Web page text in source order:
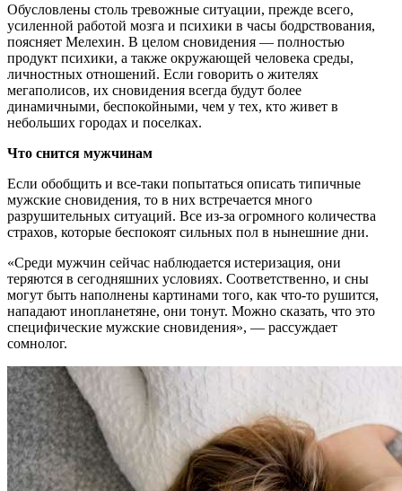
Обусловлены столь тревожные ситуации, прежде всего,
усиленной работой мозга и психики в часы бодрствования,
поясняет Мелехин. В целом сновидения — полностью
продукт психики, а также окружающей человека среды,
личностных отношений. Если говорить о жителях
мегаполисов, их сновидения всегда будут более
динамичными, беспокойными, чем у тех, кто живет в
небольших городах и поселках.
Что снится мужчинам
Если обобщить и все-таки попытаться описать типичные
мужские сновидения, то в них встречается много
разрушительных ситуаций. Все из-за огромного количества
страхов, которые беспокоят сильных пол в нынешние дни.
«Среди мужчин сейчас наблюдается истеризация, они
теряются в сегодняшних условиях. Соответственно, и сны
могут быть наполнены картинами того, как что-то рушится,
нападают инопланетяне, они тонут. Можно сказать, что это
специфические мужские сновидения», — рассуждает
сомнолог.